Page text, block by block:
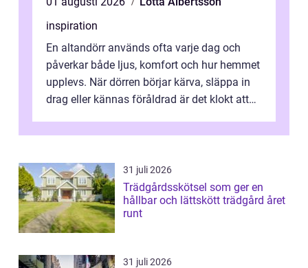
inspiration
En altandörr används ofta varje dag och
påverkar både ljus, komfort och hur hemmet
upplevs. När dörren börjar kärva, släppa in
drag eller kännas föråldrad är det klokt att
31 juli 2026
Trädgårdsskötsel som ger en
hållbar och lättskött trädgård året
runt
31 juli 2026